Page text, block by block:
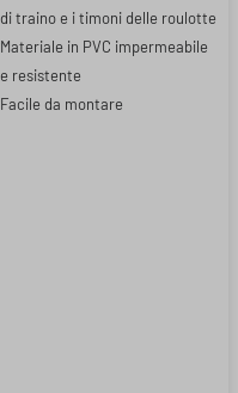
di traino e i timoni delle roulotte
Materiale in PVC impermeabile
e resistente
Facile da montare